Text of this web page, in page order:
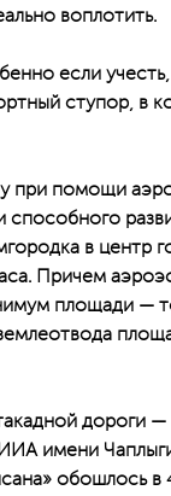
воплотить.
если
ступор, в
при помощи
в центр
Причем
площади —
дороги
имени
обошлось